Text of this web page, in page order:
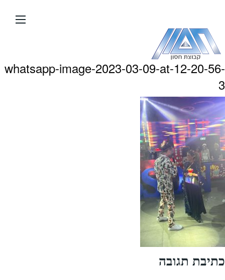
העמוד
whatsapp-image-2023-03-09-at-12-20-56-
3
כתיבת תגובה